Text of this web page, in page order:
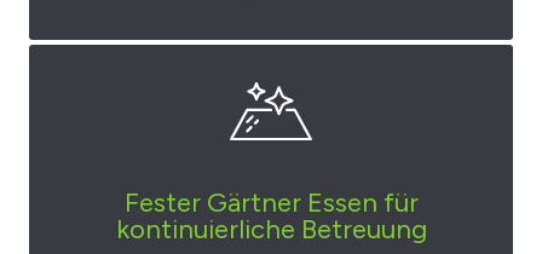
Fester Gärtner Essen für
kontinuierliche Betreuung